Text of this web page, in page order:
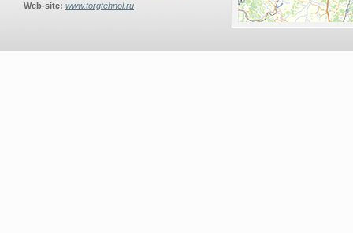
Web-site: www.torgtehnol.ru